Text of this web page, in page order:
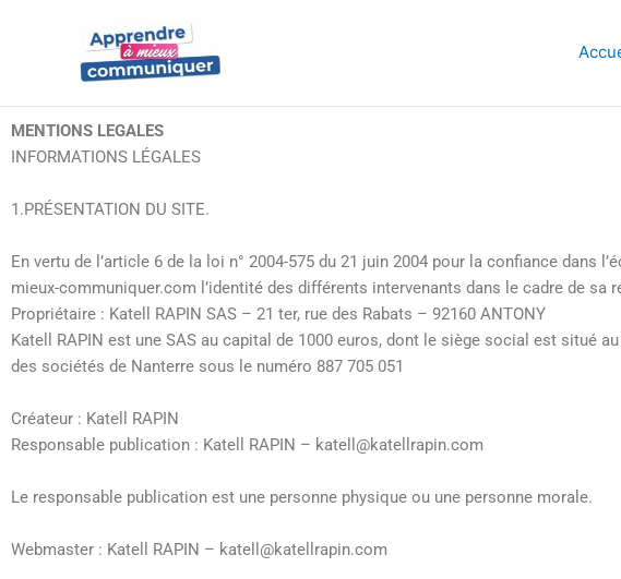
MENTIONS LEGALES
INFORMATIONS LÉGALES
1.PRÉSENTATION DU SITE.
En vertu de l’article 6 de la loi n° 2004-575 du 21 juin 2004 pour la confiance
mieux-communiquer.com l’identité des différents intervenants dans le cadre de sa
Propriétaire : Katell RAPIN SAS – 21 ter, rue des Rabats – 92160 ANTONY
Katell RAPIN est une SAS au capital de 1000 euros, dont le siège social est situé
des sociétés de Nanterre sous le numéro 887 705 051
Créateur : Katell RAPIN
Responsable publication : Katell RAPIN – katell@katellrapin.com
Le responsable publication est une personne physique ou une personne morale.
Webmaster : Katell RAPIN – katell@katellrapin.com